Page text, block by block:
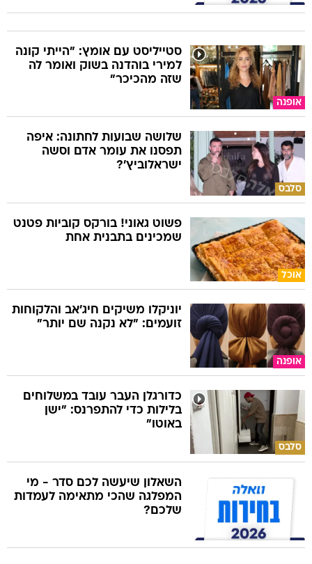
אופנה
סטייליסט עם אומץ: "הייתי קונה
למירי בוהדנה בשוק ואומר לה
שזה מהכיכר"
סלבס
שלושה שבועות לחתונה: איפה
תפסנו את עומר אדם וסשה
ישראלוביץ'?
אוכל
פשוט גאוני! בורקס קוביות פטנט
שמכינים בתבנית אחת
אופנה
יוניקלו משיקים חיג'אב והלקוחות
זועמים: "לא נקנה שם יותר"
סלבס
כדורגלן העבר עובד במשלוחים
בלילות כדי להתפרנס: "ישן
באוטו"
השאלון שיעשה לכם סדר - מי
המפלגה שהכי מתאימה לעמדות
שלכם?